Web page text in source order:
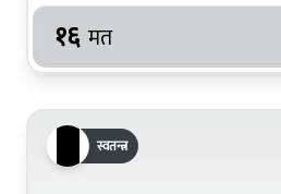
१६ मत
स्वतन्त्र